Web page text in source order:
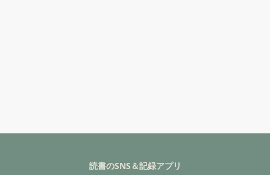
読書のSNS＆記録アプリ